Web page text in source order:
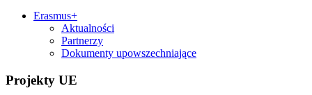
Erasmus+
Aktualności
Partnerzy
Dokumenty upowszechniające
Projekty UE